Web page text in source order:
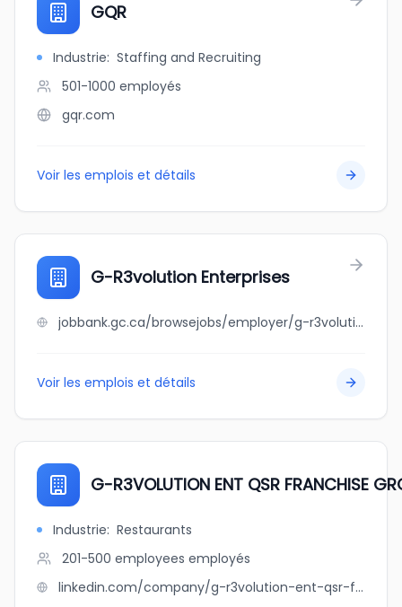
GQR
Industrie: Staffing and Recruiting
501-1000 employés
gqr.com
Voir les emplois et détails
G-R3volution Enterprises
jobbank.gc.ca/browsejobs/employer/g-r3volution+enterprises/ca
Voir les emplois et détails
G-R3VOLUTION ENT QSR FRANCHISE
Industrie: Restaurants
201-500 employees employés
linkedin.com/company/g-r3volution-ent-qsr-franchise-group